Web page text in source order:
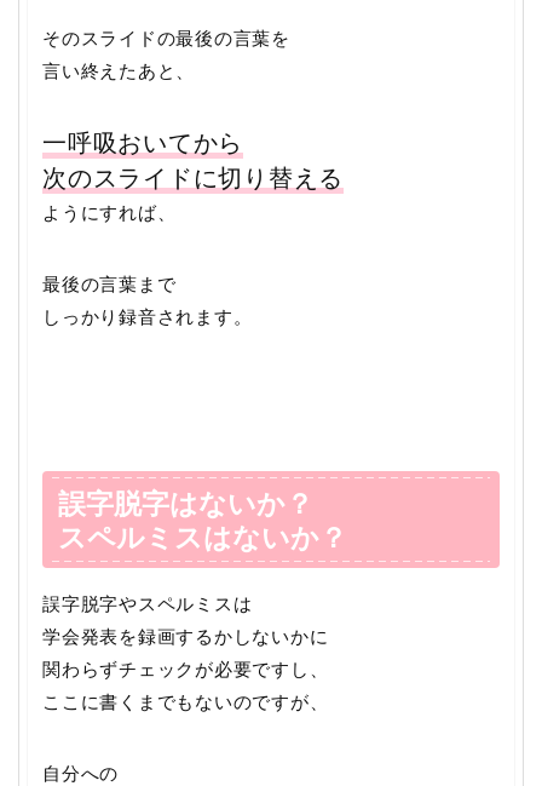
そのスライドの最後の言葉を
言い終えたあと、
一呼吸おいてから
次のスライドに切り替える
ようにすれば、
最後の言葉まで
しっかり録音されます。
誤字脱字はないか？
スペルミスはないか？
誤字脱字やスペルミスは
学会発表を録画するかしないかに
関わらずチェックが必要ですし、
ここに書くまでもないのですが、
自分への